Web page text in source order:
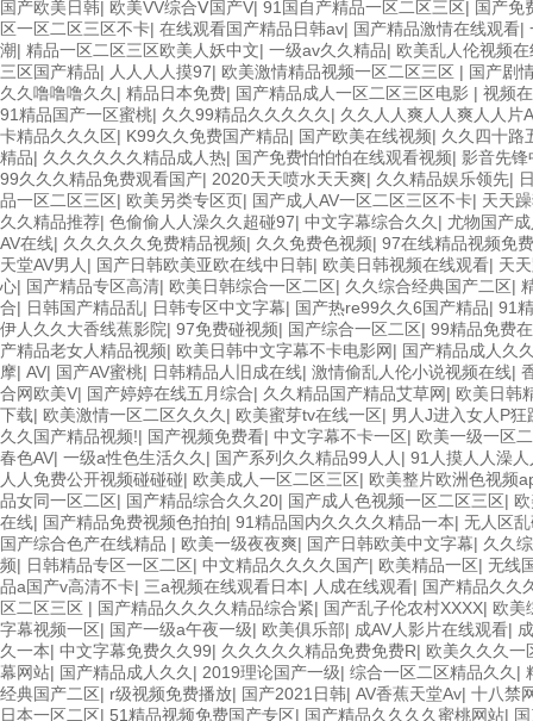
国产欧美日韩| 欧美VV综合Ⅴ国产V| 91国自产精品一区二区三区| 国产免
区一区二区三区不卡| 在线观看国产精品日韩av| 国产精品激情在线观看|
潮| 精品一区二区三区欧美人妖中文| 一级av久久精品| 欧美乱人伦视频
三区国产精品| 人人人人摸97| 欧美激情精品视频一区二区三区 | 国产剧
久久噜噜噜久久 | 精品日本免费| 国产精品成人一区二区三区电影 | 视频
91精品国产一区蜜桃| 久久99精品久久久久久 | 久久人人爽人人爽人人片
卡精品久久久区| K99久久免费国产精品| 国产欧美在线视频| 久久四十路
精品| 久久久久久久精品成人热| 国产免费怕怕怕在线观看视频| 影音先锋
99久久久精品免费观看国产| 2020天天喷水天天爽| 久久精品娱乐领先|
品一区二区三区| 欧美另类专区页| 国产成人AV一区二区三区不卡| 天天
久久精品推荐| 色偷偷人人澡久久超碰97| 中文字幕综合久久 | 尤物国产
AV在线| 久久久久久免费精品视频| 久久免费色视频| 97在线精品视频免费
天堂AV男人 | 国产日韩欧美亚欧在线中日韩| 欧美日韩视频在线观看| 天
心| 国产精品专区高清| 欧美日韩综合一区二区| 久久综合经典国产二区|
合| 日韩国产精品乱| 日韩专区中文字幕| 国产热re99久久6国产精品| 91
伊人久久大香线蕉影院| 97免费碰视频| 国产综合一区二区| 99精品免费
产精品老女人精品视频| 欧美日韩中文字幕不卡电影网| 国产精品成人久
摩| AV| 国产AV蜜桃| 日韩精品人旧成在线| 激情偷乱人伦小说视频在线|
合网欧美V| 国产婷婷在线五月综合| 久久精品国产精品艾草网| 欧美日韩
下载| 欧美激情一区二区久久久 | 欧美蜜芽tv在线一区| 男人J进入女人P
久久国产精品视频!| 国产视频免费看| 中文字幕不卡一区| 欧美一级一区
春色AV| 一级a性色生活久久 | 国产系列久久精品99人人 | 91人摸人人澡
人人免费公开视频碰碰碰| 欧美成人一区二区三区| 欧美整片欧洲色视频
品女同一区二区| 国产精品综合久久20| 国产成人色视频一区二区三区|
在线| 国产精品免费视频色拍拍| 91精品国内久久久久精品一本| 无人区
国产综合色产在线精品 | 欧美一级夜夜爽| 国产日韩欧美中文字幕| 久久
频| 日韩精品专区一区二区| 中文精品久久久久国产| 欧美精品一区| 无线
品a国产v高清不卡| 三a视频在线观看日本| 人成在线观看| 国产精品久久
区二区三区 | 国产精品久久久久精品综合紧| 国产乱子伦农村XXXX| 欧美
字幕视频一区| 国产一级a午夜一级| 欧美俱乐部| 成AV人影片在线观看|
久一本| 中文字幕免费久久99| 久久久久久精品免费免费R| 欧美久久久一
幕网站| 国产精品成人久久 | 2019理论国产一级| 综合一区二区精品久久 |
经典国产二区| r级视频免费播放| 国产2021日韩| AV香蕉天堂Av| 十八禁
日本一区二区| 51精品视频免费国产专区| 国产精品久久久久蜜桃网站|